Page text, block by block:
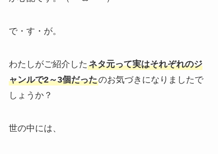
で・す・が。
わたしがご紹介したネタ元って実はそれぞれのジ
ャンルで2～3個だったのお気づきになりましたで
しょうか？
世の中には、